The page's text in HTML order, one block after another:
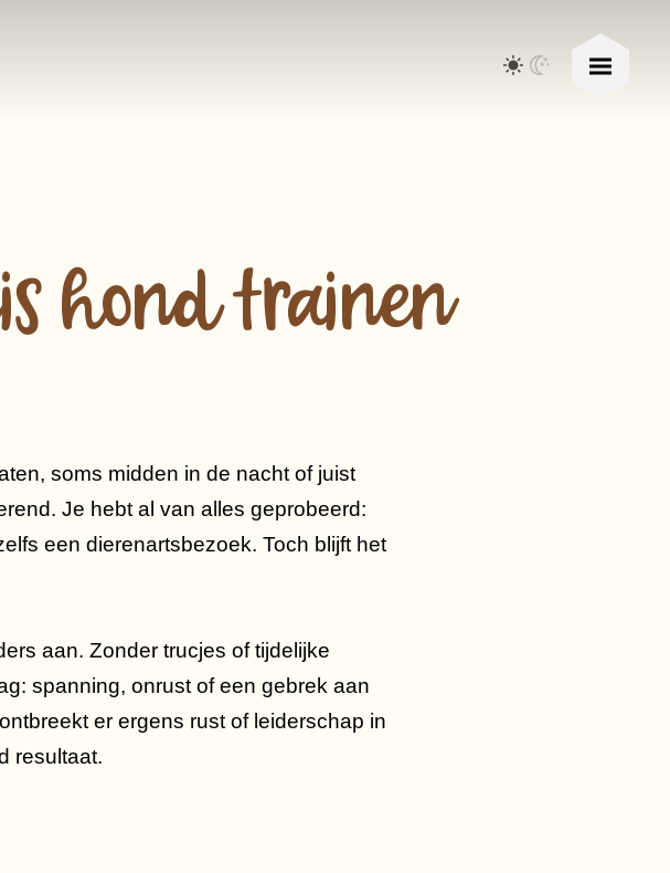
hond trainen
soms midden in de nacht of juist
Je hebt al van alles geprobeerd:
een dierenartsbezoek. Toch blijft het
aan. Zonder trucjes of tijdelijke
spanning, onrust of een gebrek aan
er ergens rust of leiderschap in
resultaat.